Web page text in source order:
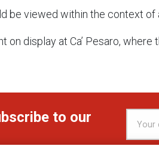
be viewed within the context
on display at Ca’ Pesaro, where
to our